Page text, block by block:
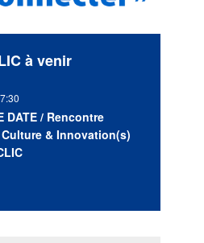
à venir
DATE / Rencontre
& Innovation(s)